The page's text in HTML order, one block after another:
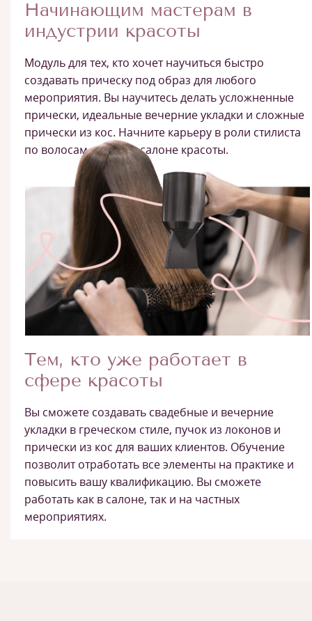
Начинающим мастерам в
индустрии красоты
Модуль для тех, кто хочет научиться быстро
создавать прическу под образ для любого
мероприятия. Вы научитесь делать усложненные
прически, идеальные вечерние укладки и сложные
прически из кос. Начните карьеру в роли стилиста
по волосам в любом салоне красоты.
Тем, кто уже работает в
сфере красоты
Вы сможете создавать свадебные и вечерние
укладки в греческом стиле, пучок из локонов и
прически из кос для ваших клиентов. Обучение
позволит отработать все элементы на практике и
повысить вашу квалификацию. Вы сможете
работать как в салоне, так и на частных
мероприятиях.